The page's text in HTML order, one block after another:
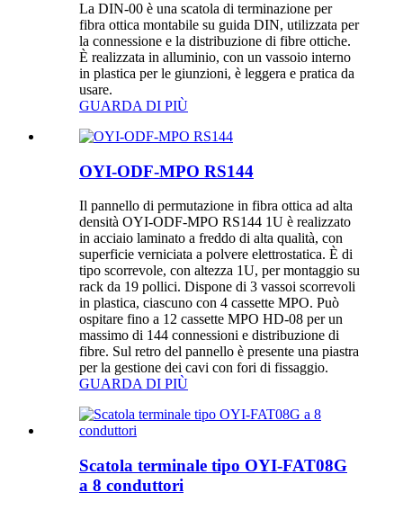
La DIN-00 è una scatola di terminazione per
fibra ottica montabile su guida DIN, utilizzata per
la connessione e la distribuzione di fibre ottiche.
È realizzata in alluminio, con un vassoio interno
in plastica per le giunzioni, è leggera e pratica da
usare.
GUARDA DI PIÙ
OYI-ODF-MPO RS144
Il pannello di permutazione in fibra ottica ad alta
densità OYI-ODF-MPO RS144 1U è realizzato
in acciaio laminato a freddo di alta qualità, con
superficie verniciata a polvere elettrostatica. È di
tipo scorrevole, con altezza 1U, per montaggio su
rack da 19 pollici. Dispone di 3 vassoi scorrevoli
in plastica, ciascuno con 4 cassette MPO. Può
ospitare fino a 12 cassette MPO HD-08 per un
massimo di 144 connessioni e distribuzione di
fibre. Sul retro del pannello è presente una piastra
per la gestione dei cavi con fori di fissaggio.
GUARDA DI PIÙ
Scatola terminale tipo OYI-FAT08G
a 8 conduttori